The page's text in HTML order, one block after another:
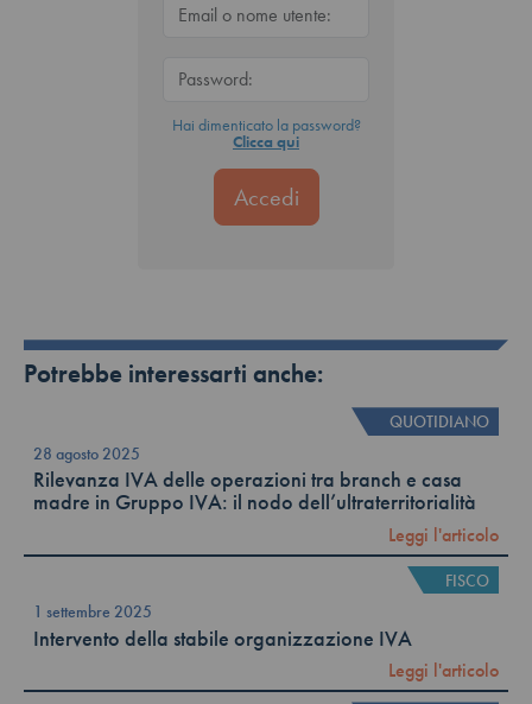
Hai dimenticato la password?
Clicca qui
Potrebbe interessarti anche:
QUOTIDIANO
28 agosto 2025
Rilevanza IVA delle operazioni tra branch e casa
madre in Gruppo IVA: il nodo dell’ultraterritorialità
Leggi l'articolo
FISCO
1 settembre 2025
Intervento della stabile organizzazione IVA
Leggi l'articolo